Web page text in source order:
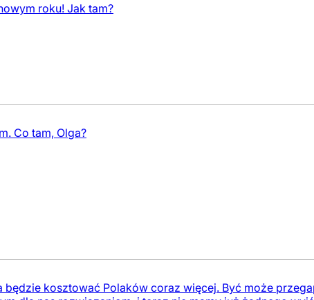
roku! Jak tam?
Co tam, Olga?
będzie kosztować Polaków coraz więcej. Być może